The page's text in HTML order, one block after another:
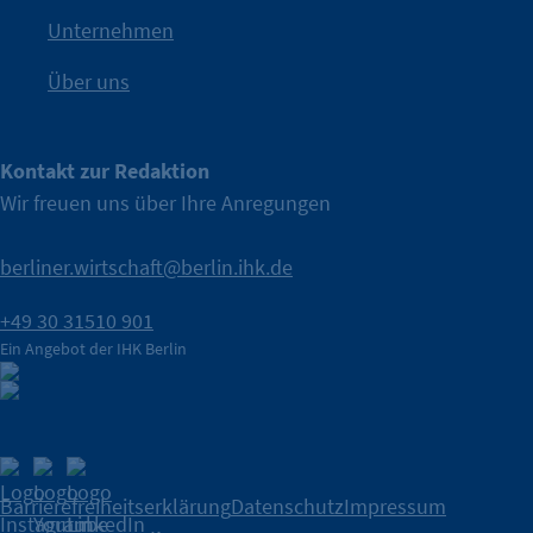
IHK Berlin. Offizieller Unterstützer der Berliner Wirtschaft.
Unternehmen
Über uns
Kontakt zur Redaktion
Wir freuen uns über Ihre Anregungen
berliner.wirtschaft@berlin.ihk.de
+49 30 31510 901
Ein Angebot der IHK Berlin
BarrierefreiheitserklärungDatenschutzImpressum